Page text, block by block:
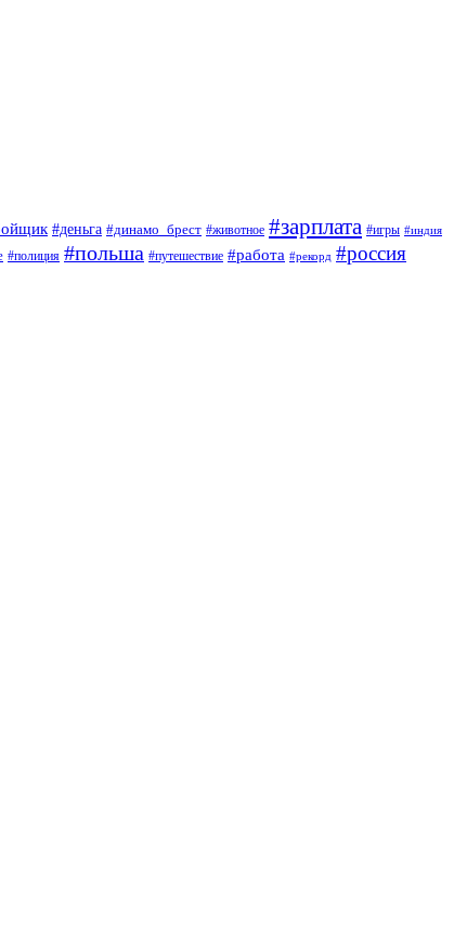
#деньга #динамо_брест #животное #зарплата #игры #индия
#полиция #польша #путешествие #работа #рекорд #россия